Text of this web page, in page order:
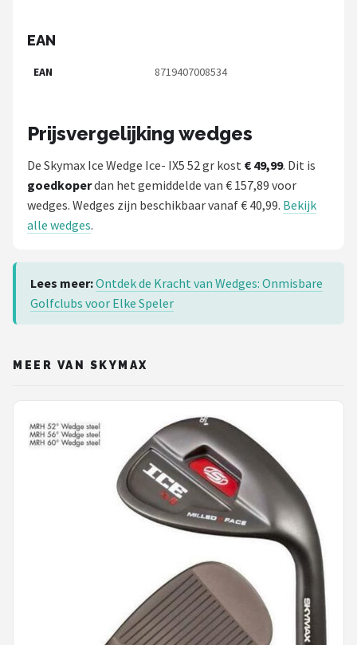
EAN
EAN 8719407008534
Prijsvergelijking wedges
De Skymax Ice Wedge Ice- IX5 52 gr kost € 49,99. Dit is
goedkoperdan het gemiddelde van € 157,89 voor
wedges. Wedges zijn beschikbaar vanaf € 40,99. Bekijk
alle wedges.
Lees meer:Ontdek de Kracht van Wedges: Onmisbare
Golfclubs voor Elke Speler
MEER VAN SKYMAX